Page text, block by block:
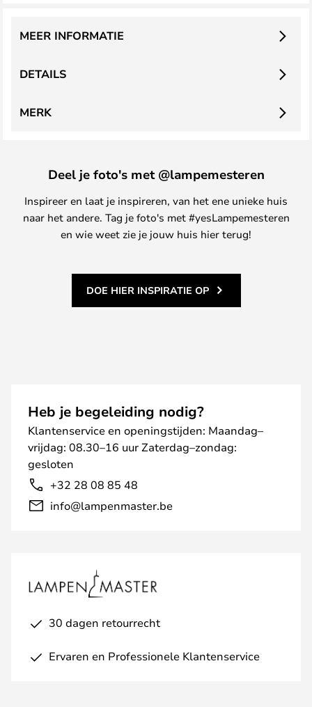
DETAILS
MEER INFORMATIE
MERK
Deel je foto's met @lampemesteren
Inspireer en laat je inspireren, van het ene unieke huis
naar het andere. Tag je foto's met #yesLampemesteren
en wie weet zie je jouw huis hier terug!
DOE HIER INSPIRATIE OP
Heb je begeleiding nodig?
Klantenservice en openingstijden: Maandag–
vrijdag: 08.30–16 uur Zaterdag–zondag:
gesloten
+32 28 08 85 48
info@lampenmaster.be
30 dagen retourrecht
Ervaren en Professionele Klantenservice